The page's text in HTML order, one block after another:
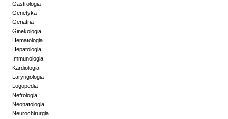
Gastrologia
Genetyka
Geriatria
Ginekologia
Hematologia
Hepatologia
Immunologia
Kardiologia
Laryngologia
Logopedia
Nefrologia
Neonatologia
Neurochirurgia